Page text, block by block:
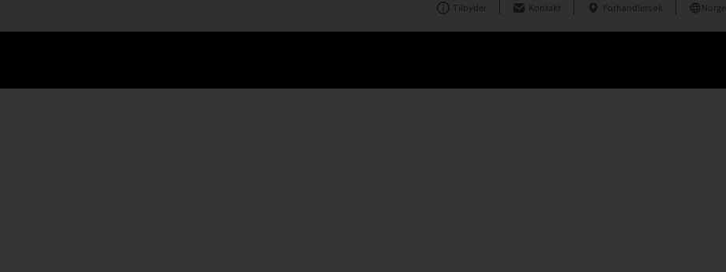
Tilbyder Kontakt Forhandlersøk Norge